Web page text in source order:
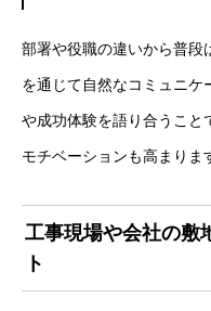
部署や役職の違いから普段
を通じて自然なコミュニケ
や成功体験を語り合うこと
モチベーションも高まりま
工事現場や会社の敷
ト